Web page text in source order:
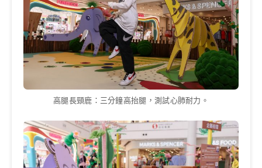
高腿長頸鹿：三分鐘高抬腿，測試心肺耐力。